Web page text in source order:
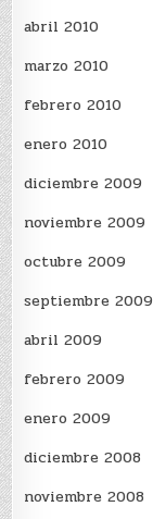
abril 2010
marzo 2010
febrero 2010
enero 2010
diciembre 2009
noviembre 2009
octubre 2009
septiembre 2009
abril 2009
febrero 2009
enero 2009
diciembre 2008
noviembre 2008